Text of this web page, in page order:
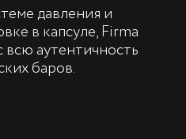
давления и
в капсуле, Firma
аутентичность
баров.